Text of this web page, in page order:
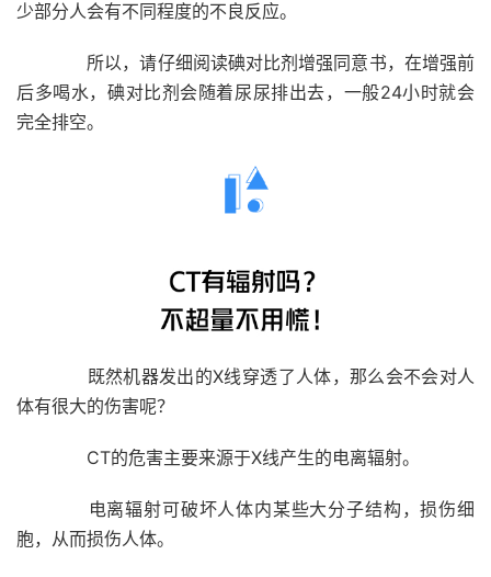
少部分人会有不同程度的不良反应。
所以，请仔细阅读碘对比剂增强同意书，在增强前
后多喝水，碘对比剂会随着尿尿排出去，一般24小时就会
完全排空。
既然机器发出的X线穿透了人体，那么会不会对人
体有很大的伤害呢？
CT的危害主要来源于X线产生的电离辐射。
电离辐射可破坏人体内某些大分子结构，损伤细
胞，从而损伤人体。